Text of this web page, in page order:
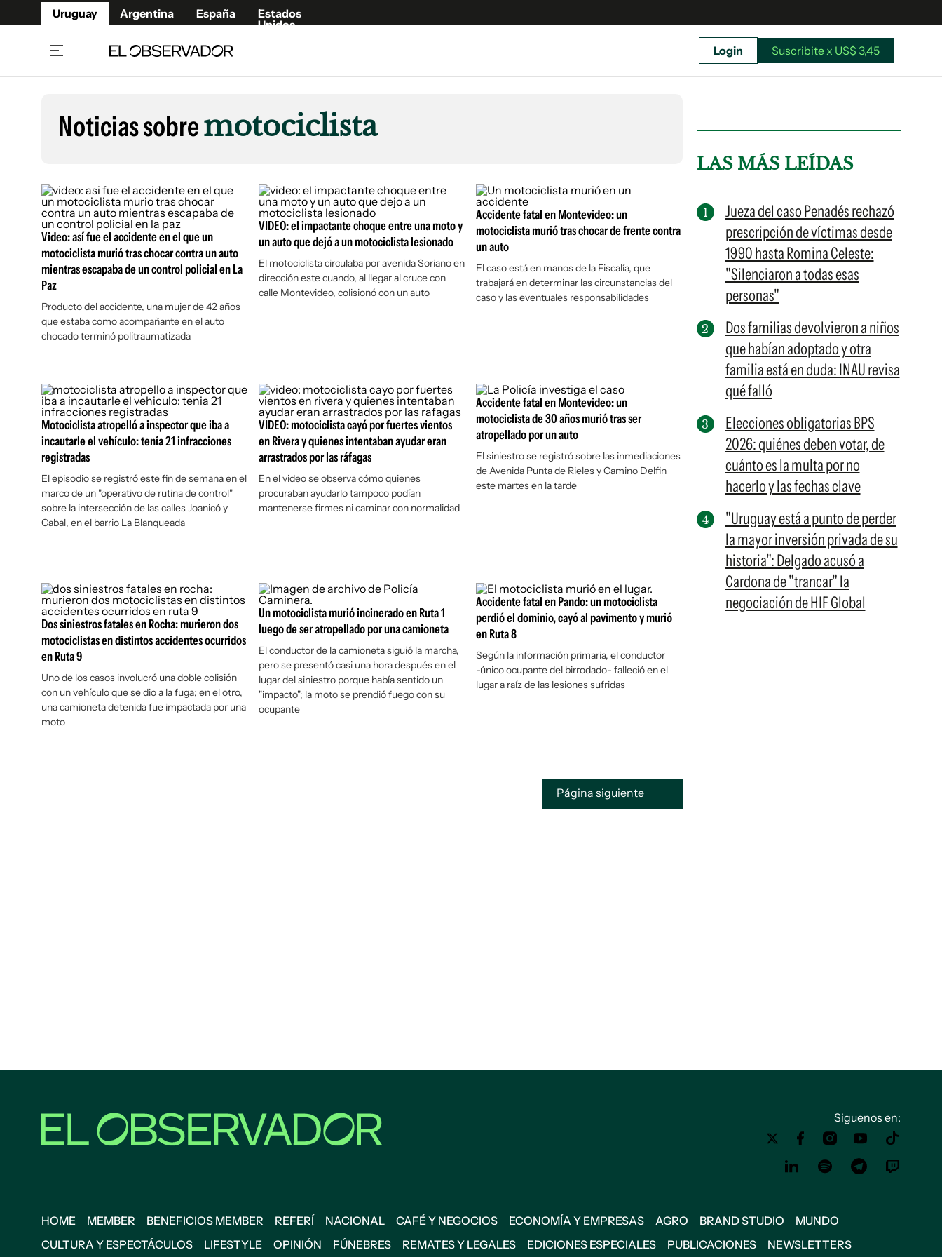
Uruguay Argentina España
Estados
Unidos
Beneficios Member
Café y Negocios
Economía y Empresas
Agro
Brand Studio
Mundo
Cultura y Espectáculos
Fúnebres
Publicaciones
Newsletters
Argentina
España
Estados Unidos
Suscribite x US$ 3,45
Login Suscribite x US$ 3,45
Noticias sobremotociclista
Video: así fue el accidente en el que un
motociclista murió tras chocar contra un auto
mientras escapaba de un control policial en La
Paz
Producto del accidente, una mujer de 42 años
que estaba como acompañante en el auto
chocado terminó politraumatizada
VIDEO: el impactante choque entre una moto y
un auto que dejó a un motociclista lesionado
El motociclista circulaba por avenida Soriano en
dirección este cuando, al llegar al cruce con
calle Montevideo, colisionó con un auto
Accidente fatal en Montevideo: un
motociclista murió tras chocar de frente contra
un auto
El caso está en manos de la Fiscalía, que
trabajará en determinar las circunstancias del
caso y las eventuales responsabilidades
Motociclista atropelló a inspector que iba a
incautarle el vehículo: tenía 21 infracciones
registradas
El episodio se registró este fin de semana en el
marco de un "operativo de rutina de control"
sobre la intersección de las calles Joanicó y
Cabal, en el barrio La Blanqueada
VIDEO: motociclista cayó por fuertes vientos
en Rivera y quienes intentaban ayudar eran
arrastrados por las ráfagas
En el video se observa cómo quienes
procuraban ayudarlo tampoco podían
mantenerse firmes ni caminar con normalidad
Accidente fatal en Montevideo: un
motociclista de 30 años murió tras ser
atropellado por un auto
El siniestro se registró sobre las inmediaciones
de Avenida Punta de Rieles y Camino Delfin
este martes en la tarde
Dos siniestros fatales en Rocha: murieron dos
motociclistas en distintos accidentes ocurridos
en Ruta 9
Uno de los casos involucró una doble colisión
con un vehículo que se dio a la fuga; en el otro,
una camioneta detenida fue impactada por una
moto
Un motociclista murió incinerado en Ruta 1
luego de ser atropellado por una camioneta
El conductor de la camioneta siguió la marcha,
pero se presentó casi una hora después en el
lugar del siniestro porque había sentido un
"impacto"; la moto se prendió fuego con su
ocupante
Accidente fatal en Pando: un motociclista
perdió el dominio, cayó al pavimento y murió
en Ruta 8
Según la información primaria, el conductor
-único ocupante del birrodado- falleció en el
lugar a raíz de las lesiones sufridas
Página siguiente
LAS MÁS LEÍDAS
Jueza del caso Penadés rechazó
prescripción de víctimas desde
1990 hasta Romina Celeste:
"Silenciaron a todas esas
personas"
Dos familias devolvieron a niños
que habían adoptado y otra
familia está en duda: INAU revisa
qué falló
Elecciones obligatorias BPS
2026: quiénes deben votar, de
cuánto es la multa por no
hacerlo y las fechas clave
"Uruguay está a punto de perder
la mayor inversión privada de su
historia": Delgado acusó a
Cardona de "trancar" la
negociación de HIF Global
Siguenos en:
HOME MEMBER BENEFICIOS MEMBER REFERÍ NACIONAL CAFÉ Y NEGOCIOS ECONOMÍA Y EMPRESAS AGRO BRAND STUDIO
MUNDO
CULTURA Y ESPECTÁCULOS
LIFESTYLE OPINIÓN FÚNEBRES REMATES Y LEGALES EDICIONES ESPECIALES PUBLICACIONES NEWSLETTERS